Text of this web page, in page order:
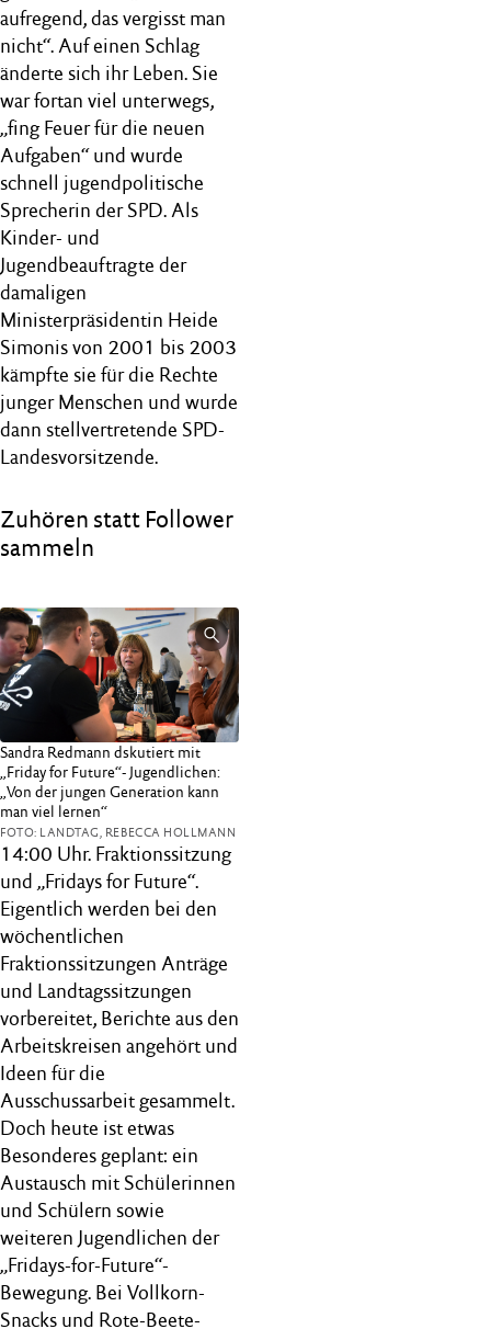
aufregend, das vergisst man
nicht“. Auf einen Schlag
änderte sich ihr Leben. Sie
war fortan viel unterwegs,
„fing Feuer für die neuen
Aufgaben“ und wurde
schnell jugendpolitische
Sprecherin der SPD. Als
Kinder- und
Jugendbeauftragte der
damaligen
Ministerpräsidentin Heide
Simonis von 2001 bis 2003
kämpfte sie für die Rechte
junger Menschen und wurde
dann stellvertretende SPD-
Landesvorsitzende.
Zuhören statt Follower
sammeln
Sandra Redmann dskutiert mit
„Friday for Future“- Jugendlichen:
„Von der jungen Generation kann
man viel lernen“
FOTO: LANDTAG, REBECCA HOLLMANN
14:00 Uhr. Fraktionssitzung
und „Fridays for Future“.
Eigentlich werden bei den
wöchentlichen
Fraktionssitzungen Anträge
und Landtagssitzungen
vorbereitet, Berichte aus den
Arbeitskreisen angehört und
Ideen für die
Ausschussarbeit gesammelt.
Doch heute ist etwas
Besonderes geplant: ein
Austausch mit Schülerinnen
und Schülern sowie
weiteren Jugendlichen der
„Fridays-for-Future“-
Bewegung. Bei Vollkorn-
Snacks und Rote-Beete-